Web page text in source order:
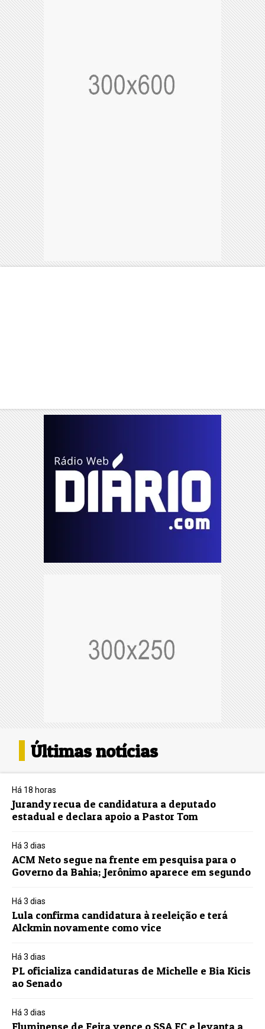
Últimas notícias
Há 18 horas
Jurandy recua de candidatura a deputado
estadual e declara apoio a Pastor Tom
Há 3 dias
ACM Neto segue na frente em pesquisa para o
Governo da Bahia; Jerônimo aparece em segundo
Há 3 dias
Lula confirma candidatura à reeleição e terá
Alckmin novamente como vice
Há 3 dias
PL oficializa candidaturas de Michelle e Bia Kicis
ao Senado
Há 3 dias
Fluminense de Feira vence o SSA FC e levanta a